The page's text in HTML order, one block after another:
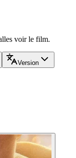
voir le film.
Version